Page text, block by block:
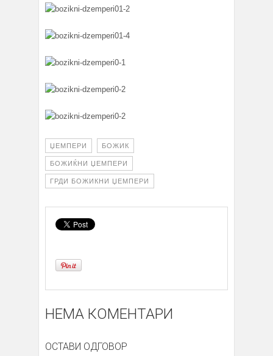
ЏЕМПЕРИ БОЖИК
БОЖИЌНИ ЏЕМПЕРИ
ГРДИ БОЖИКНИ ЏЕМПЕРИ
НЕМА КОМЕНТАРИ
ОСТАВИ ОДГОВОР